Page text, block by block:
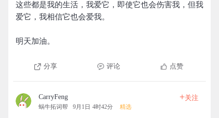
这些都是我的生活，我爱它，即使它也会伤害我，但我
爱它，我相信它也会爱我。
明天加油。
分享 评论 点赞
CarryFeng
蜗牛拓词帮 9月1日 4时42分 精选
+关注